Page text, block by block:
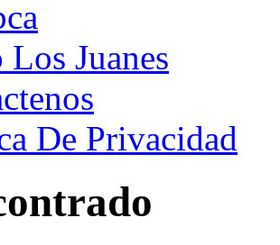
Juanes
De Privacidad